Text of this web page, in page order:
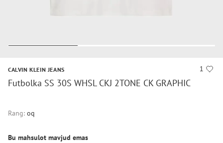
1
CALVIN KLEIN JEANS
Futbolka SS 30S WHSL CKJ 2TONE CK GRAPHIC
Rang: oq
Bu mahsulot mavjud emas